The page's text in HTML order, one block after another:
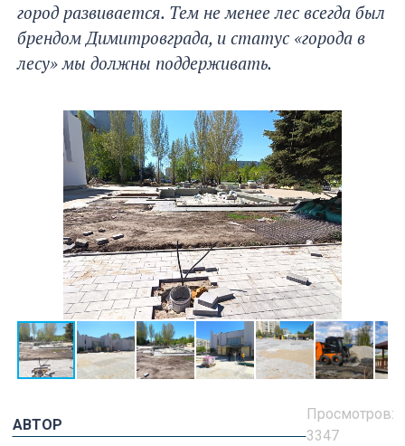
город развивается. Тем не менее лес всегда был
брендом Димитровграда, и статус «города в
лесу» мы должны поддерживать.
Просмотров:
3347
АВТОР